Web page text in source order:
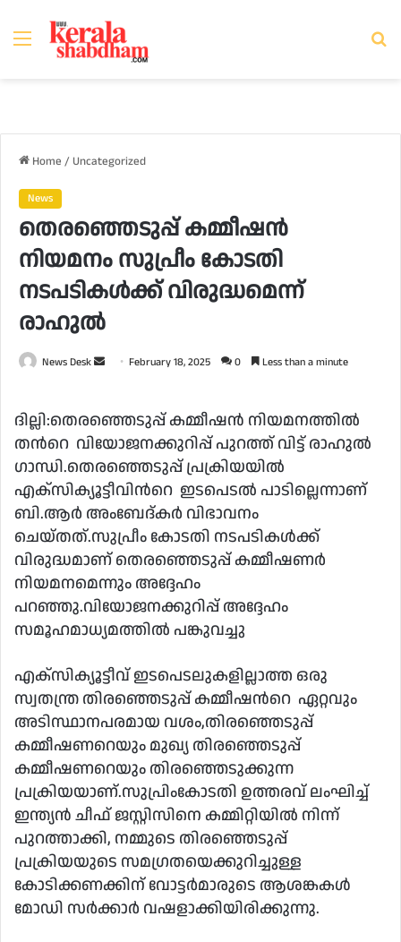
Menu
Home / Uncategorized
News
തെരഞ്ഞെടുപ്പ് കമ്മീഷൻ
നിയമനം സുപ്രീം കോടതി
നടപടികൾക്ക് വിരുദ്ധമെന്ന്
രാഹുല്‍
News Desk
Send February 18, 2025 0 Less than a minute
ദില്ലി:തെരഞ്ഞെടുപ്പ് കമ്മീഷൻ നിയമനത്തില്‍
തന്‍റെ വിയോജനക്കുറിപ്പ് പുറത്ത് വിട്ട് രാഹുൽ
ഗാന്ധി.തെരഞ്ഞെടുപ്പ് പ്രക്രിയയിൽ
എക്സിക്യൂട്ടീവിന്‍റെ ഇടപെടൽ പാടില്ലെന്നാണ്
ബി.ആർ അംബേദ്കർ വിഭാവനം
ചെയ്തത്.സുപ്രീം കോടതി നടപടികൾക്ക്
വിരുദ്ധമാണ് തെരഞ്ഞെടുപ്പ് കമ്മീഷണർ
നിയമനമെന്നും അദ്ദേഹം
പറഞ്ഞു.വിയോജനക്കുറിപ്പ് അദ്ദേഹം
സമൂഹമാധ്യമത്തില്‍ പങ്കുവച്ചു
എക്സിക്യൂട്ടീവ് ഇടപെടലുകളില്ലാത്ത ഒരു
സ്വതന്ത്ര തിരഞ്ഞെടുപ്പ് കമ്മീഷന്‍റെ ഏറ്റവും
അടിസ്ഥാനപരമായ വശം,തിരഞ്ഞെടുപ്പ്
കമ്മീഷണറെയും മുഖ്യ തിരഞ്ഞെടുപ്പ്
കമ്മീഷണറെയും തിരഞ്ഞെടുക്കുന്ന
പ്രക്രിയയാണ്.സുപ്രിംകോടതി ഉത്തരവ് ലംഘിച്ച്
ഇന്ത്യൻ ചീഫ് ജസ്റ്റിസിനെ കമ്മിറ്റിയിൽ നിന്ന്
പുറത്താക്കി, നമ്മുടെ തിരഞ്ഞെടുപ്പ്
പ്രക്രിയയുടെ സമഗ്രതയെക്കുറിച്ചുള്ള
കോടിക്കണക്കിന് വോട്ടർമാരുടെ ആശങ്കകൾ
മോഡി സർക്കാർ വഷളാക്കിയിരിക്കുന്നു.